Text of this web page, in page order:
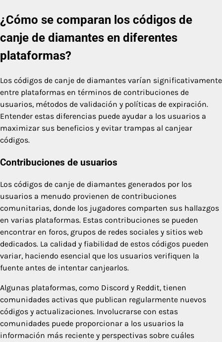
¿Cómo se comparan los códigos de
canje de diamantes en diferentes
plataformas?
Los códigos de canje de diamantes varían significativamente
entre plataformas en términos de contribuciones de
usuarios, métodos de validación y políticas de expiración.
Entender estas diferencias puede ayudar a los usuarios a
maximizar sus beneficios y evitar trampas al canjear
códigos.
Contribuciones de usuarios
Los códigos de canje de diamantes generados por los
usuarios a menudo provienen de contribuciones
comunitarias, donde los jugadores comparten sus hallazgos
en varias plataformas. Estas contribuciones se pueden
encontrar en foros, grupos de redes sociales y sitios web
dedicados. La calidad y fiabilidad de estos códigos pueden
variar, haciendo esencial que los usuarios verifiquen la
fuente antes de intentar canjearlos.
Algunas plataformas, como Discord y Reddit, tienen
comunidades activas que publican regularmente nuevos
códigos y actualizaciones. Involucrarse con estas
comunidades puede proporcionar a los usuarios la
información más reciente y perspectivas sobre cuáles